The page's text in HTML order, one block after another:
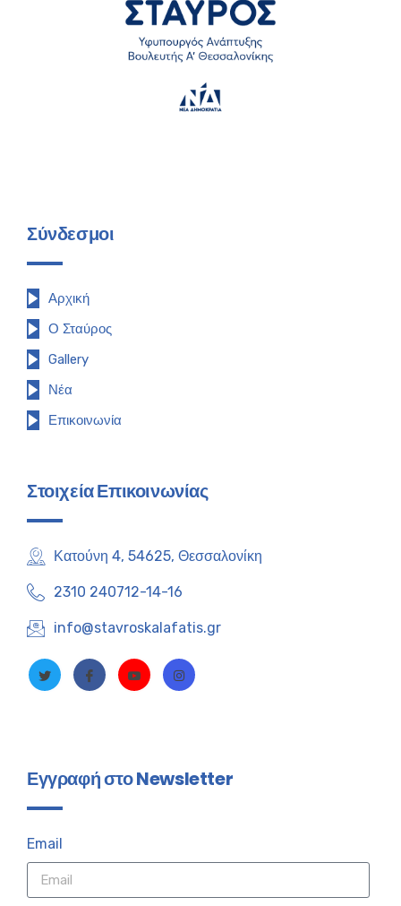
Σύνδεσμοι
Αρχική
Ο Σταύρος
Gallery
Νέα
Επικοινωνία
Στοιχεία Επικοινωνίας
Κατούνη 4, 54625, Θεσσαλονίκη
2310 240712-14-16
info@stavroskalafatis.gr
Εγγραφή στο Newsletter
Email